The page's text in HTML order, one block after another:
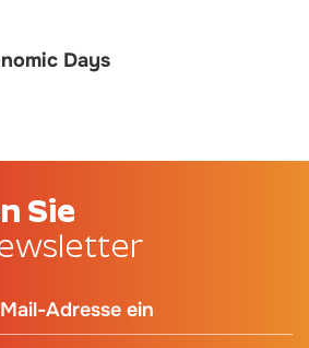
Days
Sie